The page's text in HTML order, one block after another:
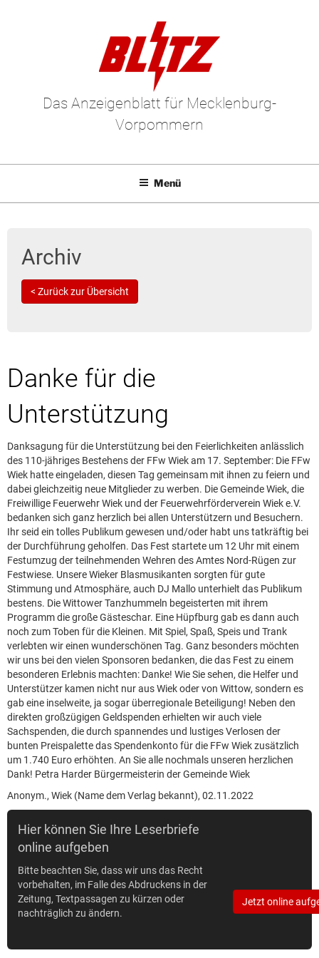
Das Anzeigenblatt für Mecklenburg-
Vorpommern
Menü
Leserbriefe lesen
Kontakt
Archiv
< Zurück zur Übersicht
Danke für die
Unterstützung
Danksagung für die Unterstützung bei den Feierlichkeiten anlässlich
des 110-jähriges Bestehens der FFw Wiek am 17. September: Die FFw
Wiek hatte eingeladen, diesen Tag gemeinsam mit ihnen zu feiern und
dabei gleichzeitig neue Mitglieder zu werben. Die Gemeinde Wiek, die
Freiwillige Feuerwehr Wiek und der Feuerwehrförderverein Wiek e.V.
bedanken sich ganz herzlich bei allen Unterstützern und Besuchern.
Ihr seid ein tolles Publikum gewesen und/oder habt uns tatkräftig bei
der Durchführung geholfen. Das Fest startete um 12 Uhr mit einem
Festumzug der teilnehmenden Wehren des Amtes Nord-Rügen zur
Festwiese. Unsere Wieker Blasmusikanten sorgten für gute
Stimmung und Atmosphäre, auch DJ Mallo unterhielt das Publikum
bestens. Die Wittower Tanzhummeln begeisterten mit ihrem
Programm die große Gästeschar. Eine Hüpfburg gab es dann auch
noch zum Toben für die Kleinen. Mit Spiel, Spaß, Speis und Trank
verlebten wir einen wunderschönen Tag. Ganz besonders möchten
wir uns bei den vielen Sponsoren bedanken, die das Fest zu einem
besonderen Erlebnis machten: Danke! Wie Sie sehen, die Helfer und
Unterstützer kamen nicht nur aus Wiek oder von Wittow, sondern es
gab eine inselweite, ja sogar überregionale Beteiligung! Neben den
direkten großzügigen Geldspenden erhielten wir auch viele
Sachspenden, die durch spannendes und lustiges Verlosen der
bunten Preispalette das Spendenkonto für die FFw Wiek zusätzlich
um 1.740 Euro erhöhten. An Sie alle nochmals unseren herzlichen
Dank! Petra Harder Bürgermeisterin der Gemeinde Wiek
Anonym., Wiek (Name dem Verlag bekannt), 02.11.2022
Hier können Sie Ihre Leserbriefe
online aufgeben
Bitte beachten Sie, dass wir uns das Recht
vorbehalten, im Falle des Abdruckens in der
Zeitung, Textpassagen zu kürzen oder
nachträglich zu ändern.
Jetzt online